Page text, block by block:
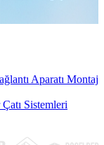
Aparatı Montaj
Sistemleri